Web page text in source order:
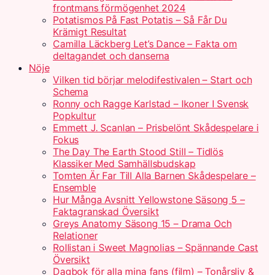
frontmans förmögenhet 2024
Potatismos På Fast Potatis – Så Får Du
Krämigt Resultat
Camilla Läckberg Let’s Dance – Fakta om
deltagandet och danserna
Nöje
Vilken tid börjar melodifestivalen – Start och
Schema
Ronny och Ragge Karlstad – Ikoner I Svensk
Popkultur
Emmett J. Scanlan – Prisbelönt Skådespelare i
Fokus
The Day The Earth Stood Still – Tidlös
Klassiker Med Samhällsbudskap
Tomten Är Far Till Alla Barnen Skådespelare –
Ensemble
Hur Många Avsnitt Yellowstone Säsong 5 –
Faktagranskad Översikt
Greys Anatomy Säsong 15 – Drama Och
Relationer
Rollistan i Sweet Magnolias – Spännande Cast
Översikt
Dagbok för alla mina fans (film) – Tonårsliv &